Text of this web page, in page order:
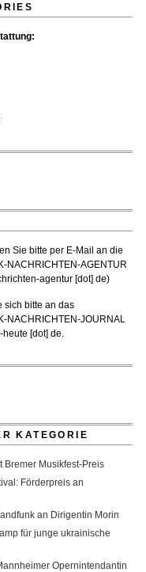
Sie bitte per E-Mail an die
NACHRICHTEN-AGENTUR
agentur [dot] de)
sich bitte an das
NACHRICHTEN-JOURNAL
[dot] de.
KATEGORIE
Bremer Musikfest-Preis
Förderpreis an
an Dirigentin Morin
für junge ukrainische
Opernintendantin